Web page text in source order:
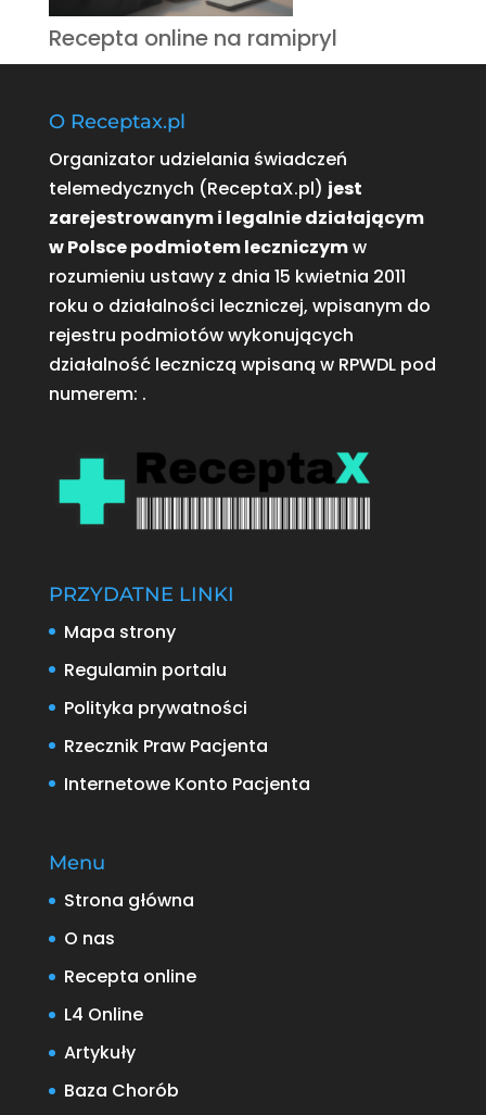
Recepta online na ramipryl
O Receptax.pl
Organizator udzielania świadczeń
telemedycznych (ReceptaX.pl) jest
zarejestrowanym i legalnie działającym
w Polsce podmiotem leczniczymw
rozumieniu ustawy z dnia 15 kwietnia 2011
roku o działalności leczniczej, wpisanym do
rejestru podmiotów wykonujących
działalność leczniczą wpisaną w RPWDL pod
numerem: .
PRZYDATNE LINKI
Mapa strony
Regulamin portalu
Polityka prywatności
Rzecznik Praw Pacjenta
Internetowe Konto Pacjenta
Menu
Strona główna
O nas
Recepta online
L4 Online
Artykuły
Baza Chorób